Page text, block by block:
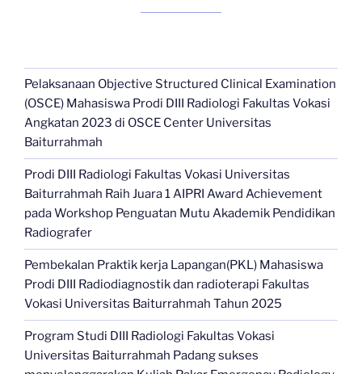
Pelaksanaan Objective Structured Clinical Examination
(OSCE) Mahasiswa Prodi DIII Radiologi Fakultas Vokasi
Angkatan 2023 di OSCE Center Universitas
Baiturrahmah
Prodi DIII Radiologi Fakultas Vokasi Universitas
Baiturrahmah Raih Juara 1 AIPRI Award Achievement
pada Workshop Penguatan Mutu Akademik Pendidikan
Radiografer
Pembekalan Praktik kerja Lapangan(PKL) Mahasiswa
Prodi DIII Radiodiagnostik dan radioterapi Fakultas
Vokasi Universitas Baiturrahmah Tahun 2025
Program Studi DIII Radiologi Fakultas Vokasi
Universitas Baiturrahmah Padang sukses